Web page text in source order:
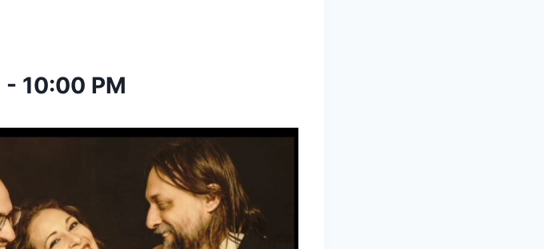
- 10:00 PM